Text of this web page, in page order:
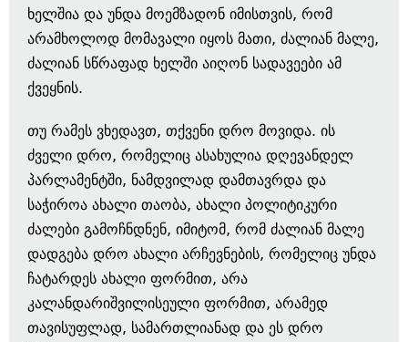
ხელშია და უნდა მოემზადონ იმისთვის, რომ
არამხოლოდ მომავალი იყოს მათი, ძალიან მალე,
ძალიან სწრაფად ხელში აიღონ სადავეები ამ
ქვეყნის.
თუ რამეს ვხედავთ, თქვენი დრო მოვიდა. ის
ძველი დრო, რომელიც ასახულია დღევანდელ
პარლამენტში, ნამდვილად დამთავრდა და
საჭიროა ახალი თაობა, ახალი პოლიტიკური
ძალები გამოჩნდნენ, იმიტომ, რომ ძალიან მალე
დადგება დრო ახალი არჩევნების, რომელიც უნდა
ჩატარდეს ახალი ფორმით, არა
კალანდარიშვილისეული ფორმით, არამედ
თავისუფლად, სამართლიანად და ეს დრო